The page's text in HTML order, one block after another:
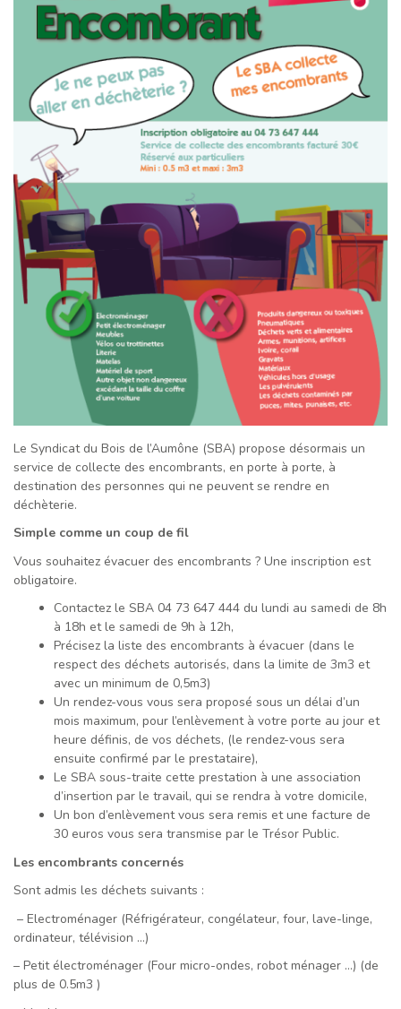
Le Syndicat du Bois de l’Aumône (SBA) propose désormais un
service de collecte des encombrants, en porte à porte, à
destination des personnes qui ne peuvent se rendre en
déchèterie.
Simple comme un coup de fil
Vous souhaitez évacuer des encombrants ? Une inscription est
obligatoire.
Contactez le SBA 04 73 647 444 du lundi au samedi de 8h
à 18h et le samedi de 9h à 12h,
Précisez la liste des encombrants à évacuer (dans le
respect des déchets autorisés, dans la limite de 3m3 et
avec un minimum de 0,5m3)
Un rendez-vous vous sera proposé sous un délai d’un
mois maximum, pour l’enlèvement à votre porte au jour et
heure définis, de vos déchets, (le rendez-vous sera
ensuite confirmé par le prestataire),
Le SBA sous-traite cette prestation à une association
d’insertion par le travail, qui se rendra à votre domicile,
Un bon d’enlèvement vous sera remis et une facture de
30 euros vous sera transmise par le Trésor Public.
Les encombrants concernés
Sont admis les déchets suivants :
– Electroménager (Réfrigérateur, congélateur, four, lave-linge,
ordinateur, télévision …)
– Petit électroménager (Four micro-ondes, robot ménager …) (de
plus de 0.5m3 )